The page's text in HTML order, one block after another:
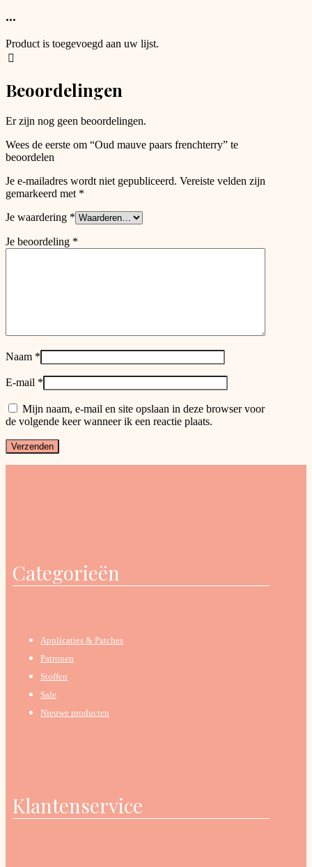
...
Product is toegevoegd aan uw lijst.
Beoordelingen
Er zijn nog geen beoordelingen.
Wees de eerste om “Oud mauve paars frenchterry” te
beoordelen
Je e-mailadres wordt niet gepubliceerd. Vereiste velden zijn
gemarkeerd met *
Je waardering *
Je beoordeling *
Naam *
E-mail *
Mijn naam, e-mail en site opslaan in deze browser voor
de volgende keer wanneer ik een reactie plaats.
Categorieën
Applicaties & Patches
Patronen
Stoffen
Sale
Nieuwe producten
Klantenservice